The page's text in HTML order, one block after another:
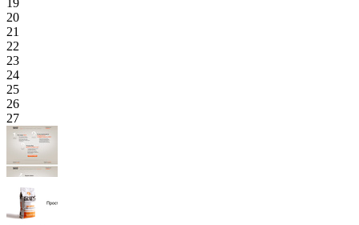
19
20
21
22
23
24
25
26
27